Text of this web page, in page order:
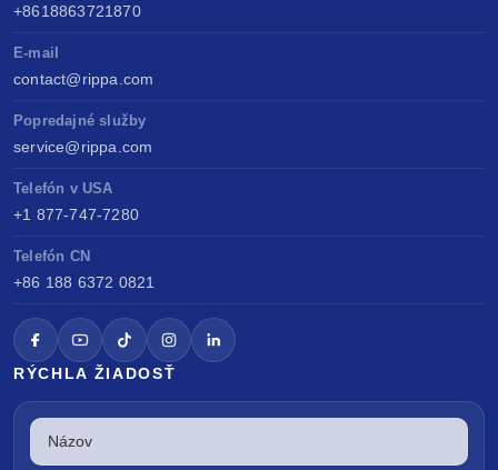
+8618863721870
E-mail
contact@rippa.com
Popredajné služby
service@rippa.com
Telefón v USA
+1 877-747-7280
Telefón CN
+86 188 6372 0821
RÝCHLA ŽIADOSŤ